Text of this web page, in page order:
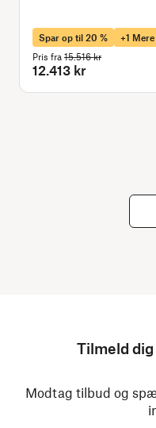
Spar op til 20 %
+1 Mere
Pris fra 15.516 kr
12.413 kr
Tilmeld
Modtag tilbud og